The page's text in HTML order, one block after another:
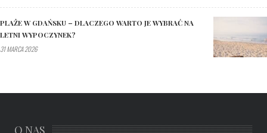
PLAŻE W GDAŃSKU – DLACZEGO WARTO JE WYBRAĆ NA
LETNI WYPOCZYNEK?
31 MARCA 2026
O NAS